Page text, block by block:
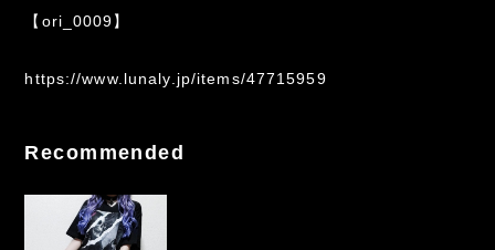
【ori_0009】
https://www.lunaly.jp/items/47715959
Recommended